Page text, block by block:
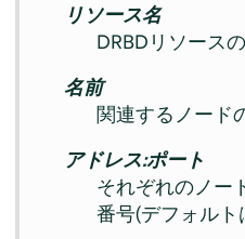
リソース名
DRBDリソース
名前
関連するノード
アドレス:ポート
それぞれのノー
番号(デフォルト